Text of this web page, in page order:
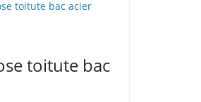
toitute bac